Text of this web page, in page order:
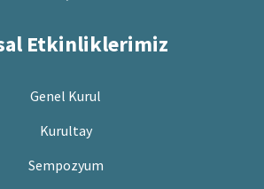
Etkinliklerimiz
Genel Kurul
Kurultay
Sempozyum